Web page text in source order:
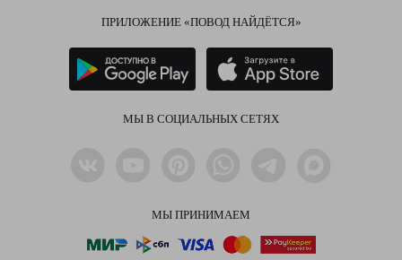
ПРИЛОЖЕНИЕ «ПОВОД НАЙДЁТСЯ»
МЫ В СОЦИАЛЬНЫХ СЕТЯХ
МЫ ПРИНИМАЕМ